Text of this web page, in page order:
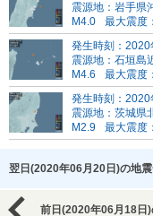
震源地：岩手県
M4.0
最大震度
発生時刻：
震源地：石垣島
M4.6
最大震度
発生時刻：
震源地：茨城県
M2.9
最大震度
翌日(2020年06月20日)の地
前日(2020年06月18日